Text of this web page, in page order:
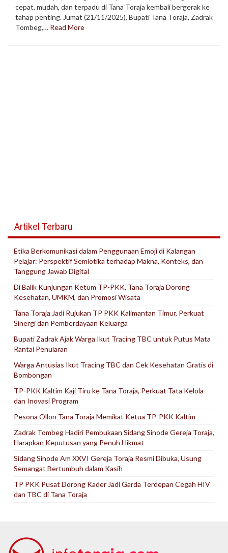
cepat, mudah, dan terpadu di Tana Toraja kembali bergerak ke
tahap penting. Jumat (21/11/2025), Bupati Tana Toraja, Zadrak
Tombeg,… Read More
Artikel Terbaru
Etika Berkomunikasi dalam Penggunaan Emoji di Kalangan
Pelajar: Perspektif Semiotika terhadap Makna, Konteks, dan
Tanggung Jawab Digital
Di Balik Kunjungan Ketum TP-PKK, Tana Toraja Dorong
Kesehatan, UMKM, dan Promosi Wisata
Tana Toraja Jadi Rujukan TP PKK Kalimantan Timur, Perkuat
Sinergi dan Pemberdayaan Keluarga
Bupati Zadrak Ajak Warga Ikut Tracing TBC untuk Putus Mata
Rantai Penularan
Warga Antusias Ikut Tracing TBC dan Cek Kesehatan Gratis di
Bombongan
TP-PKK Kaltim Kaji Tiru ke Tana Toraja, Perkuat Tata Kelola
dan Inovasi Program
Pesona Ollon Tana Toraja Memikat Ketua TP-PKK Kaltim
Zadrak Tombeg Hadiri Pembukaan Sidang Sinode Gereja Toraja,
Harapkan Keputusan yang Penuh Hikmat
Sidang Sinode Am XXVI Gereja Toraja Resmi Dibuka, Usung
Semangat Bertumbuh dalam Kasih
TP PKK Pusat Dorong Kader Jadi Garda Terdepan Cegah HIV
dan TBC di Tana Toraja